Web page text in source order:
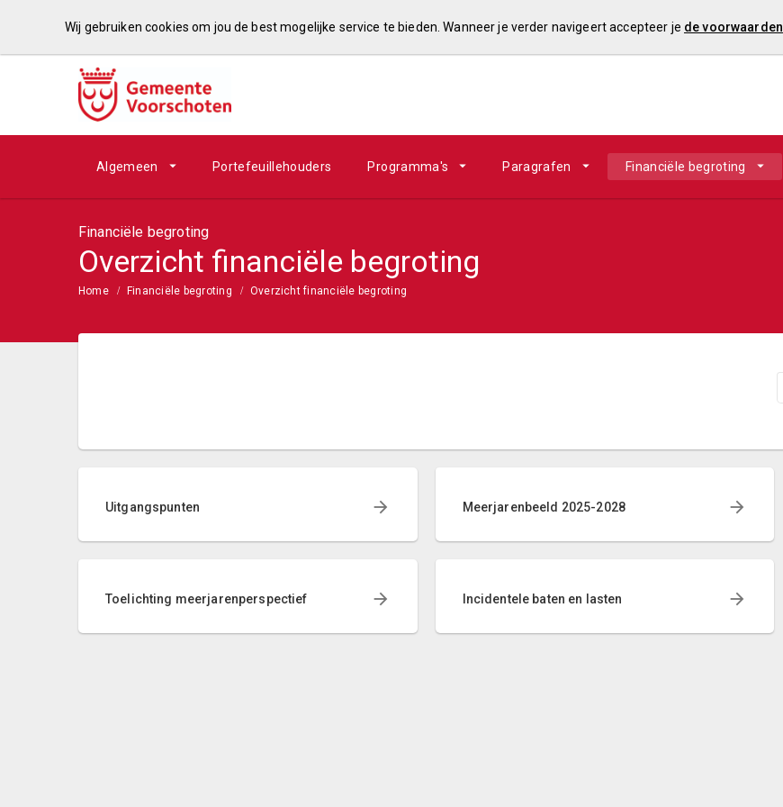
Wij gebruiken cookies om jou de best mogelijke service te bieden. Wanneer je verder navigeert accepteer je de voorwaarden
Algemeen Portefeuillehouders Programma's Paragrafen Financiële begroting
Financiële begroting
Overzicht financiële begroting
Home Financiële begroting Overzicht financiële begroting
Uitgangspunten Meerjarenbeeld 2025-2028
Toelichting meerjarenperspectief Incidentele baten en lasten